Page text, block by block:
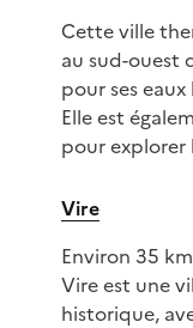
Cette ville
au sud-ouest
pour ses
Elle est
pour explorer
Vire
Environ 35
Vire est une
historique,